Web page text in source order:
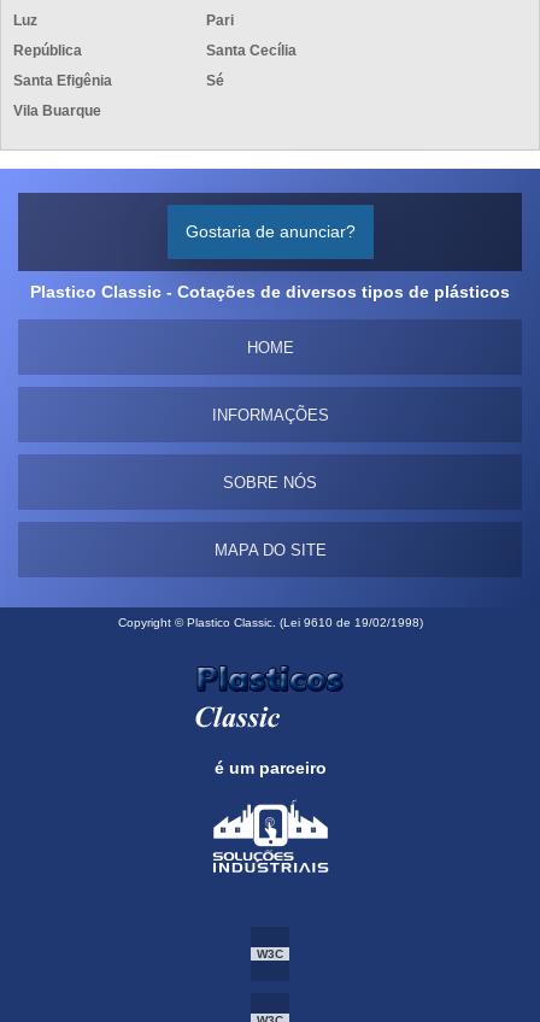
Luz
Pari
República
Santa Cecília
Santa Efigênia
Sé
Vila Buarque
Gostaria de anunciar?
Plastico Classic - Cotações de diversos tipos de plásticos
HOME
INFORMAÇÕES
SOBRE NÓS
MAPA DO SITE
Copyright © Plastico Classic. (Lei 9610 de 19/02/1998)
é um parceiro
W3C